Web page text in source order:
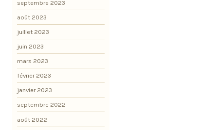
septembre 2023
août 2023
juillet 2023
juin 2023
mars 2023
février 2023
janvier 2023
septembre 2022
août 2022